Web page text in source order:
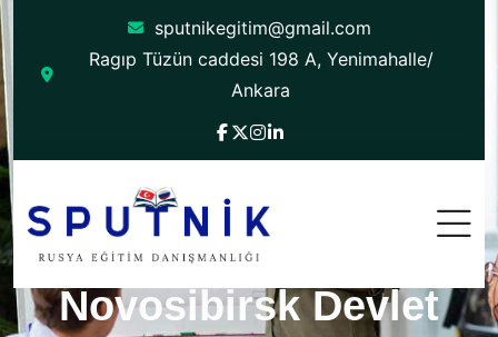
sputnikegitim@gmail.com
Ragıp Tüzün caddesi 198 A, Yenimahalle/
Ankara
Novosibirsk Devlet